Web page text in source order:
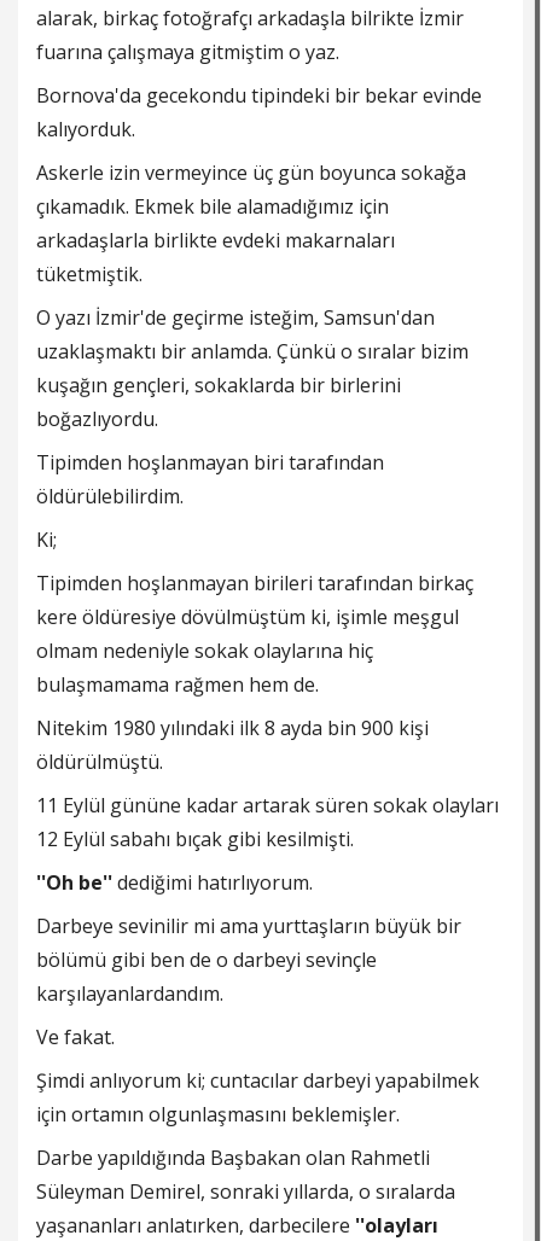
alarak, birkaç fotoğrafçı arkadaşla bilrikte İzmir
fuarına çalışmaya gitmiştim o yaz.
Bornova'da gecekondu tipindeki bir bekar evinde
kalıyorduk.
Askerle izin vermeyince üç gün boyunca sokağa
çıkamadık. Ekmek bile alamadığımız için
arkadaşlarla birlikte evdeki makarnaları
tüketmiştik.
O yazı İzmir'de geçirme isteğim, Samsun'dan
uzaklaşmaktı bir anlamda. Çünkü o sıralar bizim
kuşağın gençleri, sokaklarda bir birlerini
boğazlıyordu.
Tipimden hoşlanmayan biri tarafından
öldürülebilirdim.
Ki;
Tipimden hoşlanmayan birileri tarafından birkaç
kere öldüresiye dövülmüştüm ki, işimle meşgul
olmam nedeniyle sokak olaylarına hiç
bulaşmamama rağmen hem de.
Nitekim 1980 yılındaki ilk 8 ayda bin 900 kişi
öldürülmüştü.
11 Eylül gününe kadar artarak süren sokak olayları
12 Eylül sabahı bıçak gibi kesilmişti.
''Oh be''dediğimi hatırlıyorum.
Darbeye sevinilir mi ama yurttaşların büyük bir
bölümü gibi ben de o darbeyi sevinçle
karşılayanlardandım.
Ve fakat.
Şimdi anlıyorum ki; cuntacılar darbeyi yapabilmek
için ortamın olgunlaşmasını beklemişler.
Darbe yapıldığında Başbakan olan Rahmetli
Süleyman Demirel, sonraki yıllarda, o sıralarda
yaşananları anlatırken, darbecilere ''olayları